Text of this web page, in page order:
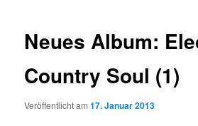
Neues Album:
Country Soul (1)
Veröffentlicht am17. Januar 2013